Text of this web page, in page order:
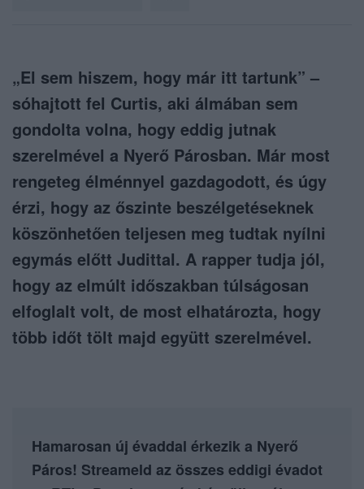
„El sem hiszem, hogy már itt tartunk” –
sóhajtott fel Curtis, aki álmában sem
gondolta volna, hogy eddig jutnak
szerelmével a Nyerő Párosban. Már most
rengeteg élménnyel gazdagodott, és úgy
érzi, hogy az őszinte beszélgetéseknek
köszönhetően teljesen meg tudtak nyílni
egymás előtt Judittal. A rapper tudja jól,
hogy az elmúlt időszakban túlságosan
elfoglalt volt, de most elhatározta, hogy
több időt tölt majd együtt szerelmével.
Hamarosan új évaddal érkezik a Nyerő
Páros! Streameld az összes eddigi évadot